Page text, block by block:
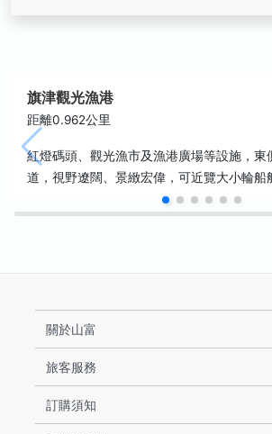
旗津觀光漁港
距離0.962公里
紅燈碼頭、觀光漁市及漁港廣場等設施，東
道，視野遼闊、景緻宏偉，可近覽大小輪船
關於山富
旅客服務
訂購須知